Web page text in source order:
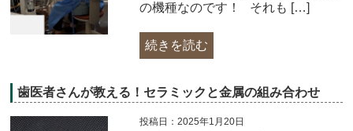
の機種なのです！ それも […]
続きを読む
歯医者さんが教える！セラミックと金属の組み合わせ
投稿日：2025年1月20日